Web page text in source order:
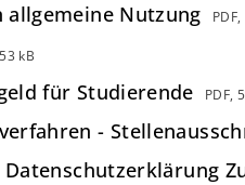
allgemeine Nutzung
kB
für Studierende PDF,
-